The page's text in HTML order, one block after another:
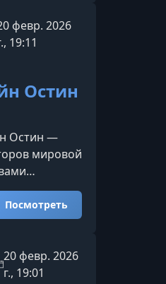
достигло
февр. 2026
19:11
Остин
Остин —
мировой
и
и
знаменитых
году в
Посмотреть
20 февр. 2026
г., 19:01